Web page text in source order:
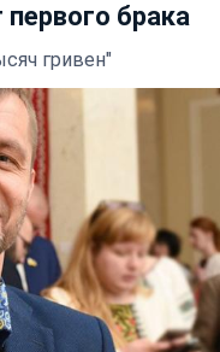
брака
гривен"